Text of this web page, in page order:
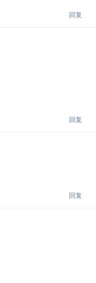
回复
回复
回复